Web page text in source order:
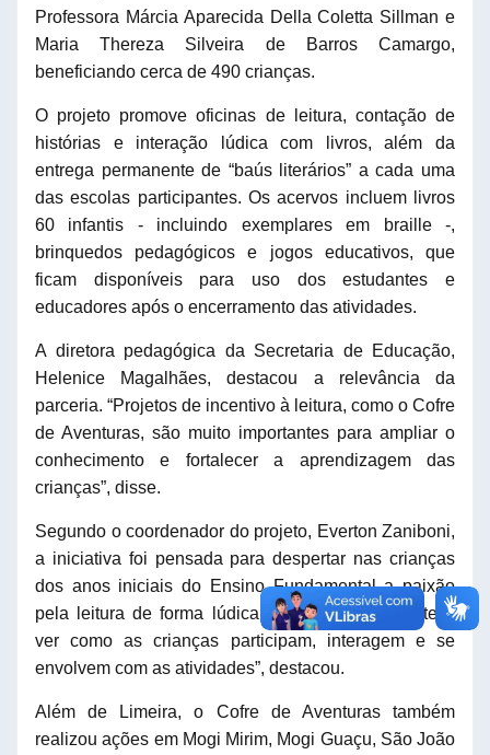
Professora Márcia Aparecida Della Coletta Sillman e
Maria Thereza Silveira de Barros Camargo,
beneficiando cerca de 490 crianças.
O projeto promove oficinas de leitura, contação de
histórias e interação lúdica com livros, além da
entrega permanente de “baús literários” a cada uma
das escolas participantes. Os acervos incluem livros
60 infantis - incluindo exemplares em braille -,
brinquedos pedagógicos e jogos educativos, que
ficam disponíveis para uso dos estudantes e
educadores após o encerramento das atividades.
A diretora pedagógica da Secretaria de Educação,
Helenice Magalhães, destacou a relevância da
parceria. “Projetos de incentivo à leitura, como o Cofre
de Aventuras, são muito importantes para ampliar o
conhecimento e fortalecer a aprendizagem das
crianças”, disse.
Segundo o coordenador do projeto, Everton Zaniboni,
a iniciativa foi pensada para despertar nas crianças
dos anos iniciais do Ensino Fundamental a paixão
pela leitura de forma lúdica. “O mais interessante é
ver como as crianças participam, interagem e se
envolvem com as atividades”, destacou.
Além de Limeira, o Cofre de Aventuras também
realizou ações em Mogi Mirim, Mogi Guaçu, São João